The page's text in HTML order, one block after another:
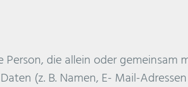
die allein oder gemeinsam
(z. B. Namen, E- Mail-